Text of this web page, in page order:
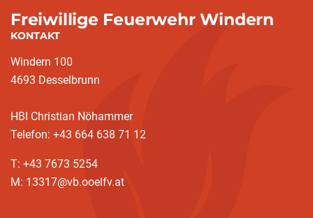
Freiwillige Feuerwehr Windern
KONTAKT
Windern 100
4693 Desselbrunn
HBI Christian Nöhammer
Telefon: +43 664 638 71 12
T: +43 7673 5254
M: 13317@vb.ooelfv.at